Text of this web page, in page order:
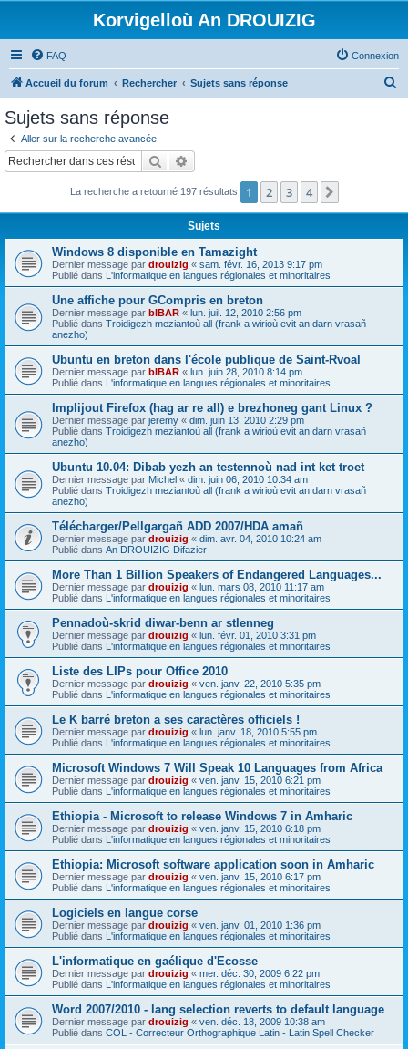
Korvigelloù An DROUIZIG
FAQ Connexion
Accueil du forum Rechercher Sujets sans réponse
c
Sujets sans réponse
Aller sur la recherche avancée
Rechercher
La recherche a retourné 197 résultats 1 2 3 4
Sujets
Windows 8 disponible en Tamazight
Dernier message par drouizig « sam. févr. 16, 2013 9:17 pm
Publié dans L'informatique en langues régionales et minoritaires
Une affiche pour GCompris en breton
Dernier message par bIBAR « lun. juil. 12, 2010 2:56 pm
Publié dans Troidigezh meziantoù all (frank a wirioù evit an darn vrasañ
anezho)
Ubuntu en breton dans l'école publique de Saint-Rvoal
Dernier message par bIBAR « lun. juin 28, 2010 8:14 pm
Publié dans L'informatique en langues régionales et minoritaires
Implijout Firefox (hag ar re all) e brezhoneg gant Linux ?
Dernier message par jeremy « dim. juin 13, 2010 2:29 pm
Publié dans Troidigezh meziantoù all (frank a wirioù evit an darn vrasañ
anezho)
Ubuntu 10.04: Dibab yezh an testennoù nad int ket troet
Dernier message par Michel « dim. juin 06, 2010 10:34 am
Publié dans Troidigezh meziantoù all (frank a wirioù evit an darn vrasañ
anezho)
Télécharger/Pellgargañ ADD 2007/HDA amañ
Dernier message par drouizig « dim. avr. 04, 2010 10:24 am
Publié dans An DROUIZIG Difazier
More Than 1 Billion Speakers of Endangered Languages...
Dernier message par drouizig « lun. mars 08, 2010 11:17 am
Publié dans L'informatique en langues régionales et minoritaires
Pennadoù-skrid diwar-benn ar stlenneg
Dernier message par drouizig « lun. févr. 01, 2010 3:31 pm
Publié dans L'informatique en langues régionales et minoritaires
Liste des LIPs pour Office 2010
Dernier message par drouizig « ven. janv. 22, 2010 5:35 pm
Publié dans L'informatique en langues régionales et minoritaires
Le K barré breton a ses caractères officiels !
Dernier message par drouizig « lun. janv. 18, 2010 5:55 pm
Publié dans L'informatique en langues régionales et minoritaires
Microsoft Windows 7 Will Speak 10 Languages from Africa
Dernier message par drouizig « ven. janv. 15, 2010 6:21 pm
Publié dans L'informatique en langues régionales et minoritaires
Ethiopia - Microsoft to release Windows 7 in Amharic
Dernier message par drouizig « ven. janv. 15, 2010 6:18 pm
Publié dans L'informatique en langues régionales et minoritaires
Ethiopia: Microsoft software application soon in Amharic
Dernier message par drouizig « ven. janv. 15, 2010 6:17 pm
Publié dans L'informatique en langues régionales et minoritaires
Logiciels en langue corse
Dernier message par drouizig « ven. janv. 01, 2010 1:36 pm
Publié dans L'informatique en langues régionales et minoritaires
L'informatique en gaélique d'Ecosse
Dernier message par drouizig « mer. déc. 30, 2009 6:22 pm
Publié dans L'informatique en langues régionales et minoritaires
Word 2007/2010 - lang selection reverts to default language
Dernier message par drouizig « ven. déc. 18, 2009 10:38 am
Publié dans COL - Correcteur Orthographique Latin - Latin Spell Checker